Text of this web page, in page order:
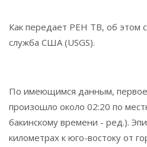
Как передает РЕН ТВ, об этом
служба США (USGS).
По имеющимся данным,
произошло около 02:20 по
бакинскому времени - ред.).
километрах к юго-востоку от